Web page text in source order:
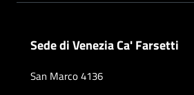
Sede di Venezia Ca' Farsetti
San Marco 4136